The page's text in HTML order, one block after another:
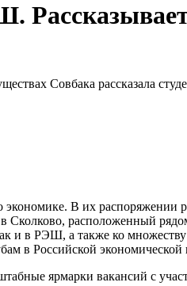
Совбака рассказала
экономике. В их распоряжении
Сколково, расположенный
и в РЭШ, а также ко
в Российской экономической
ярмарки вакансий с